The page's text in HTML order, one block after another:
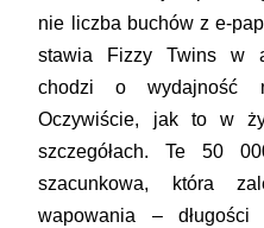
nie liczba buchów z e-
stawia Fizzy Twins w
chodzi o wydajność
Oczywiście, jak to w
szczegółach. Te 50
szacunkowa, która
wapowania –